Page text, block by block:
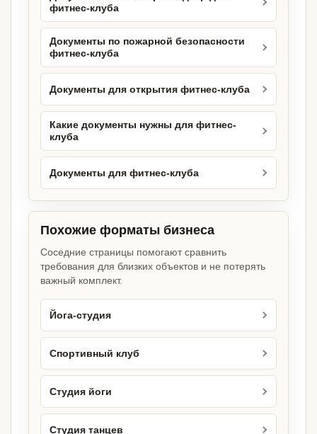
фитнес-клуба
Документы по пожарной безопасности
фитнес-клуба
Документы для открытия фитнес-клуба
Какие документы нужны для фитнес-
клуба
Документы для фитнес-клуба
Похожие форматы бизнеса
Соседние страницы помогают сравнить
требования для близких объектов и не потерять
важный комплект.
Йога-студия
Спортивный клуб
Студия йоги
Студия танцев